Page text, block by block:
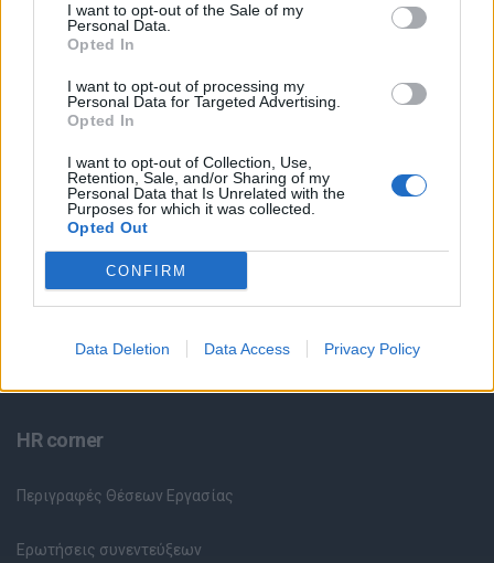
I want to opt-out of the Sale of my
Personal Data.
Opted In
I want to opt-out of processing my
Personal Data for Targeted Advertising.
Opted In
I want to opt-out of Collection, Use,
Retention, Sale, and/or Sharing of my
Personal Data that Is Unrelated with the
Purposes for which it was collected.
Opted Out
CONFIRM
Data Deletion Data Access Privacy Policy
Όλες οι Θέσεις Εργασίας
Θέσεις Εργασίας ανά Ειδικότητα
Θέσεις Εργασίας ανά Εταιρεία
Κέντρο Βοήθειας
Υπηρεσίες υποψηφίων
HR corner
Περιγραφές Θέσεων Εργασίας
Ερωτήσεις συνεντεύξεων